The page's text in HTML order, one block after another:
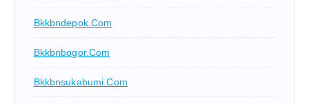
Bkkbndepok.com
Bkkbnbogor.com
Bkkbnsukabumi.com